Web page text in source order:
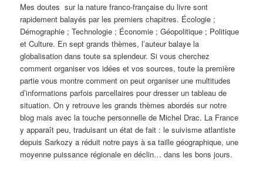
Mes doutes sur la nature franco-française du livre sont
rapidement balayés par les premiers chapitres. Écologie ;
Démographie ; Technologie ; Économie ; Géopolitique ; Politique
et Culture. En sept grands thèmes, l’auteur balaye la
globalisation dans toute sa splendeur. Si vous cherchez
comment organiser vos idées et vos sources, toute la première
partie vous montre comment on peut organiser une multitudes
d’informations parfois parcellaires pour dresser un tableau de
situation. On y retrouve les grands thèmes abordés sur notre
blog mais avec la touche personnelle de Michel Drac. La France
y apparaît peu, traduisant un état de fait : le suivisme atlantiste
depuis Sarkozy a réduit notre pays à sa taille géographique, une
moyenne puissance régionale en déclin… dans les bons jours.